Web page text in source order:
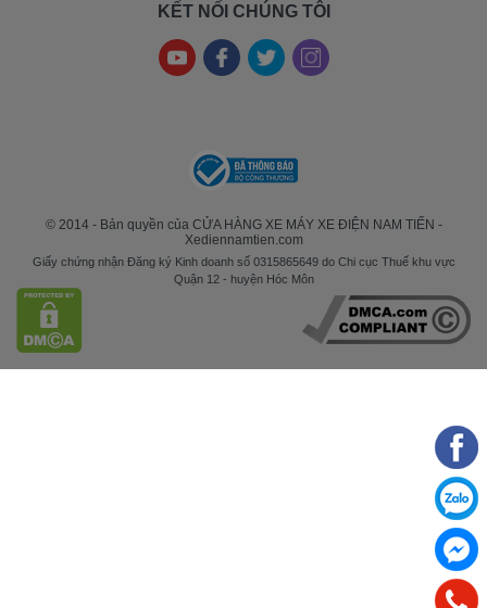
KẾT NỐI CHÚNG TÔI
© 2014 - Bản quyền của CỬA HÀNG XE MÁY XE ĐIỆN NAM TIẾN -
Xediennamtien.com
Giấy chứng nhận Đăng ký Kinh doanh số 0315865649 do Chi cục Thuế khu vực
Quận 12 - huyện Hóc Môn